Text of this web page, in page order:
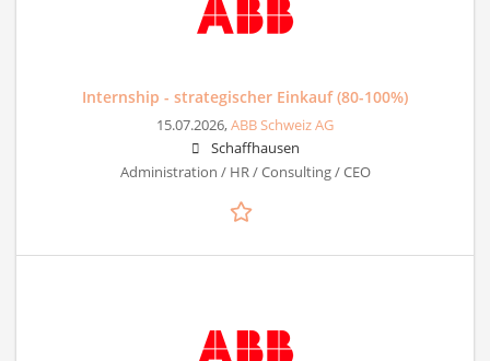
Internship - strategischer Einkauf (80-100%)
15.07.2026,ABB Schweiz AG
Schaffhausen
Administration / HR / Consulting / CEO